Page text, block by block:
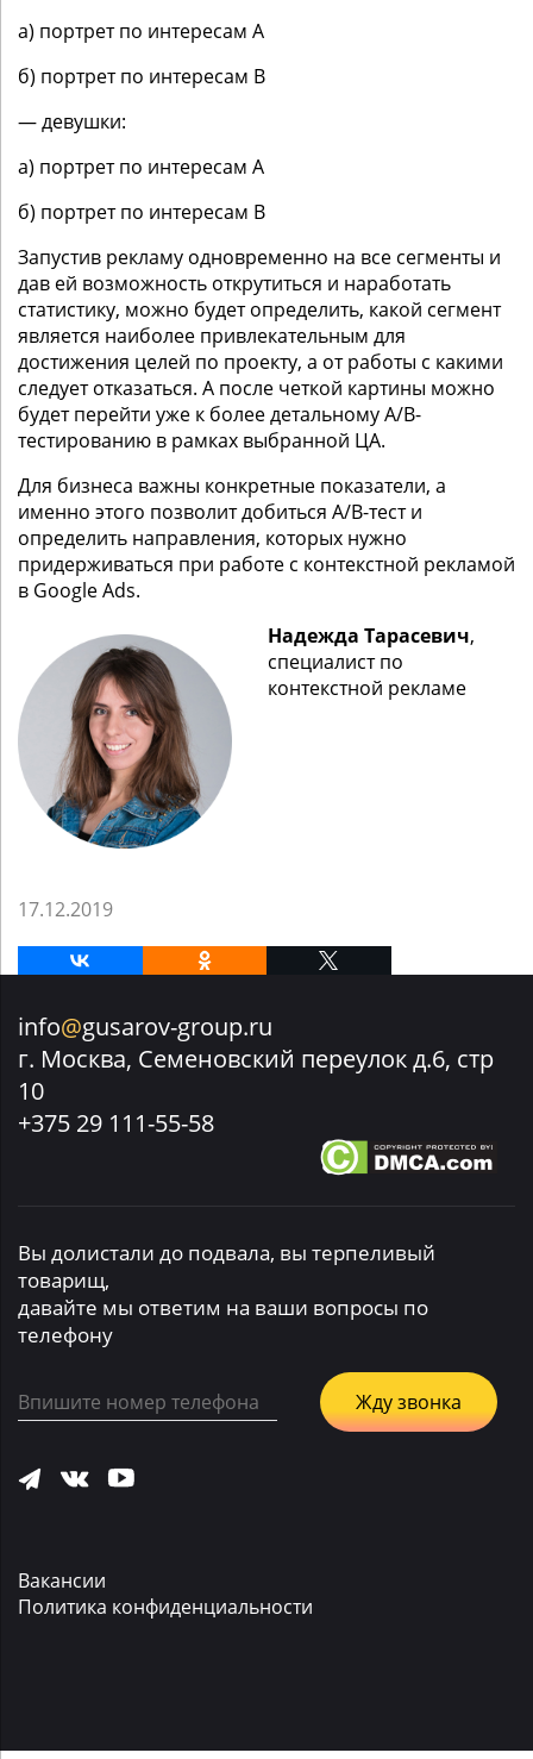
а) портрет по интересам А
б) портрет по интересам B
— девушки:
а) портрет по интересам А
б) портрет по интересам B
Запустив рекламу одновременно на все сегменты и
дав ей возможность открутиться и наработать
статистику, можно будет определить, какой сегмент
является наиболее привлекательным для
достижения целей по проекту, а от работы с какими
следует отказаться. А после четкой картины можно
будет перейти уже к более детальному A/B-
тестированию в рамках выбранной ЦА.
Для бизнеса важны конкретные показатели, а
именно этого позволит добиться A/B-тест и
определить направления, которых нужно
придерживаться при работе с контекстной рекламой
в Google Ads.
Надежда Тарасевич,
специалист по
контекстной рекламе
17.12.2019
info@gusarov-group.ru
г. Москва, Семеновский переулок д.6, стр
10
+375 29 111-55-58
Вы долистали до подвала, вы терпеливый
товарищ,
давайте мы ответим на ваши вопросы по
телефону
Вакансии
Политика конфиденциальности